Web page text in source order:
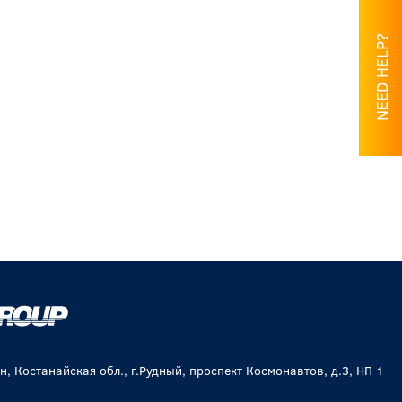
NEED HELP?
Костанайская обл., г.Рудный, проспект Космонавтов, д.3, НП 1